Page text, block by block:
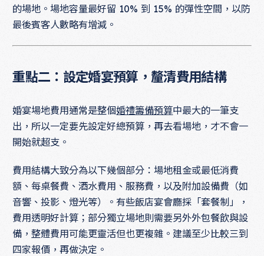
的場地。場地容量最好留 10% 到 15% 的彈性空間，以防
最後賓客人數略有增減。
重點二：設定婚宴預算，釐清費用結構
婚宴場地費用通常是整個婚禮籌備預算中最大的一筆支
出，所以一定要先設定好總預算，再去看場地，才不會一
開始就超支。
費用結構大致分為以下幾個部分：場地租金或最低消費
額、每桌餐費、酒水費用、服務費，以及附加設備費（如
音響、投影、燈光等）。有些飯店宴會廳採「套餐制」，
費用透明好計算；部分獨立場地則需要另外外包餐飲與設
備，整體費用可能更靈活但也更複雜。建議至少比較三到
四家報價，再做決定。